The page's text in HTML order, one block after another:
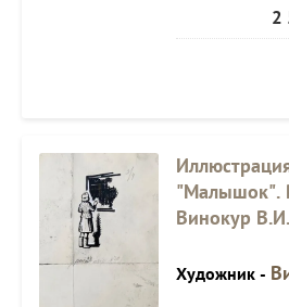
2
"Малышок".
Винокур В.И.
Художник -